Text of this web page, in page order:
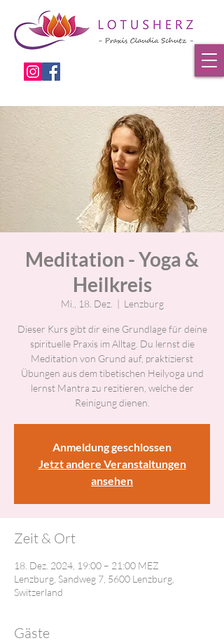
Meditation - Yoga &
Heilkreis
Mi., 18. Dez.
  |
Lenzburg
Dieser Kurs gibt dir eine Grundlage für deine
spirituelle Praxis im Alltag. Du lernst die
Meditation von Grund auf, praktizierst
Übungen aus dem tibetischen Heilyoga und
lernst Mantra zu rezitieren, welche der
Reinigung dienen.
Anmeldung geschlossen
Jetzt andere Veranstaltungen
ansehen
Zeit & Ort
18. Dez. 2024, 19:00 – 21:00 MEZ
Lenzburg, Sandweg 7, 5600 Lenzburg,
Switzerland
Gäste